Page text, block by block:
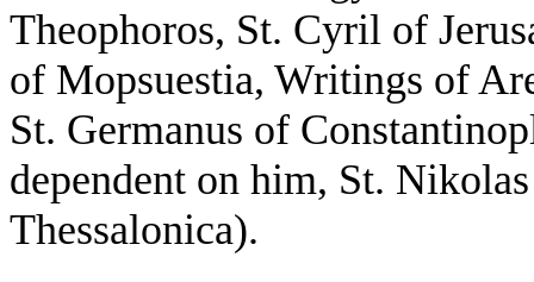
Theophoros, St. Cyril of
of Mopsuestia, Writings of
St. Germanus of
dependent on him, St.
Thessalonica).